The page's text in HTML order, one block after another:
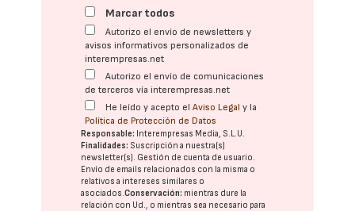
Marcar todos
Autorizo el envío de newsletters y
avisos informativos personalizados de
interempresas.net
Autorizo el envío de comunicaciones
de terceros vía interempresas.net
He leído y acepto elAviso Legal y la
Política de Protección de Datos
Responsable: Interempresas Media, S.L.U.
Finalidades: Suscripción a nuestra(s)
newsletter(s). Gestión de cuenta de usuario.
Envío de emails relacionados con la misma o
relativos a intereses similares o
asociados.Conservación: mientras dure la
relación con Ud., o mientras sea necesario para